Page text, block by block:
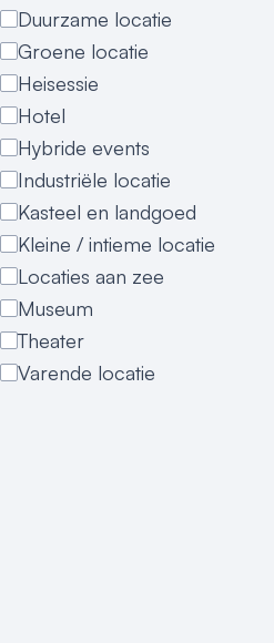
Duurzame locatie
Groene locatie
Heisessie
Hotel
Hybride events
Industriële locatie
Kasteel en landgoed
Kleine / intieme locatie
Locaties aan zee
Museum
Theater
Varende locatie